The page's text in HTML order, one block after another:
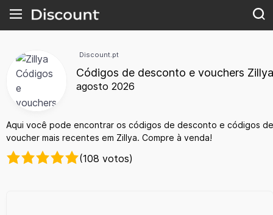
Discount.pt
Códigos de desconto e vouchers Zillya
agosto 2026
Aqui você pode encontrar os códigos de desconto e códigos de
voucher mais recentes em Zillya. Compre à venda!
(108 votos)